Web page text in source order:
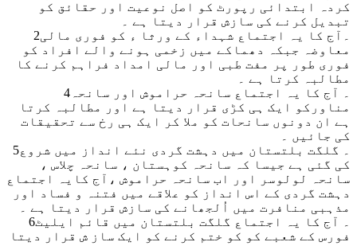
کردہ ابتدائی رپورٹ کو اصل نوعیت اور حقائق کو
تبدیل کرنے کی سازش قرار دیتا ہے ۔
2۔آج کا یہ اجتماع شہداء کے ورثا ء کو فوری مالی
معاوضہ جبکہ دھماکے میں زخمی ہونے والے افراد کو
فوری طور پر مفت طبی اور مالی امداد فراہم کرنے کا
مطالبہ کرتا ہے ۔
4۔ آج کا یہ اجتماع سانحہ حراموش اور سانحہ
مناورکو ایک ہی کڑی قرار دیتا ہے اور مطالبہ کرتا
ہے ان دونوں سانحات کو ملا کر ایک ہی رخ سے تحقیقات
کی جائیں ۔
5۔ گلگت بلتستان میں دہشت گردی نئے انداز میں شروع
کی گئی ہے جیسا کہ سانحہ کوہستان ، سانحہ چلاس ،
سانحہ لولوسر اور اب سانحہ حراموش ،آج کایہ اجتماع
دہشت گردی کے اس انداز کو علاقے میں فتنہ و فساد اور
مذہبی منافرت میں اُلجھانے کی سازش قرار دیتا ہے ۔
6۔ آج کا یہ اجتماع گلگت بلتستان میں قائم ایلیٹ
فورس کے شعبے کو کو ختم کرنے کو ایک ساز ش قرار دیتا